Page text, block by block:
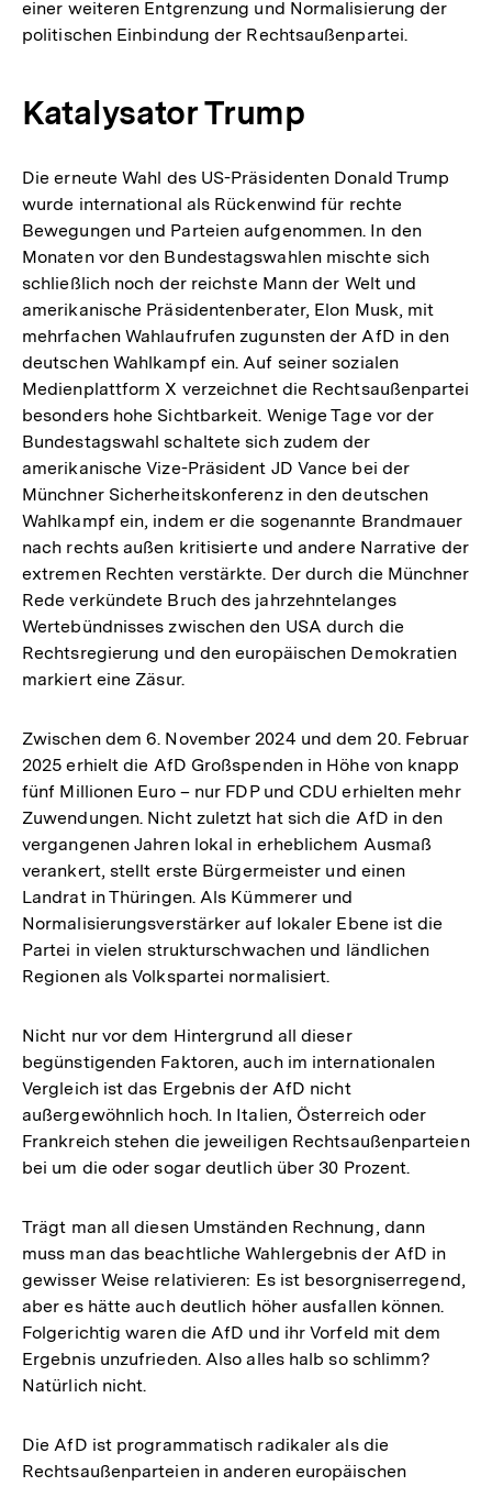
einer weiteren Entgrenzung und Normalisierung der
politischen Einbindung der Rechtsaußenpartei.
Katalysator Trump
Die erneute Wahl des US-Präsidenten Donald Trump
wurde international als Rückenwind für rechte
Bewegungen und Parteien aufgenommen. In den
Monaten vor den Bundestagswahlen mischte sich
schließlich noch der reichste Mann der Welt und
amerikanische Präsidentenberater, Elon Musk, mit
mehrfachen Wahlaufrufen zugunsten der AfD in den
deutschen Wahlkampf ein. Auf seiner sozialen
Medienplattform X verzeichnet die Rechtsaußenpartei
besonders hohe Sichtbarkeit. Wenige Tage vor der
Bundestagswahl schaltete sich zudem der
amerikanische Vize-Präsident JD Vance bei der
Münchner Sicherheitskonferenz in den deutschen
Wahlkampf ein, indem er die sogenannte Brandmauer
nach rechts außen kritisierte und andere Narrative der
extremen Rechten verstärkte. Der durch die Münchner
Rede verkündete Bruch des jahrzehntelanges
Wertebündnisses zwischen den USA durch die
Rechtsregierung und den europäischen Demokratien
markiert eine Zäsur.
Zwischen dem 6. November 2024 und dem 20. Februar
2025 erhielt die AfD Großspenden in Höhe von knapp
fünf Millionen Euro – nur FDP und CDU erhielten mehr
Zuwendungen. Nicht zuletzt hat sich die AfD in den
vergangenen Jahren lokal in erheblichem Ausmaß
verankert, stellt erste Bürgermeister und einen
Landrat in Thüringen. Als Kümmerer und
Normalisierungsverstärker auf lokaler Ebene ist die
Partei in vielen strukturschwachen und ländlichen
Regionen als Volkspartei normalisiert.
Nicht nur vor dem Hintergrund all dieser
begünstigenden Faktoren, auch im internationalen
Vergleich ist das Ergebnis der AfD nicht
außergewöhnlich hoch. In Italien, Österreich oder
Frankreich stehen die jeweiligen Rechtsaußenparteien
bei um die oder sogar deutlich über 30 Prozent.
Trägt man all diesen Umständen Rechnung, dann
muss man das beachtliche Wahlergebnis der AfD in
gewisser Weise relativieren: Es ist besorgniserregend,
aber es hätte auch deutlich höher ausfallen können.
Folgerichtig waren die AfD und ihr Vorfeld mit dem
Ergebnis unzufrieden. Also alles halb so schlimm?
Natürlich nicht.
Die AfD ist programmatisch radikaler als die
Rechtsaußenparteien in anderen europäischen